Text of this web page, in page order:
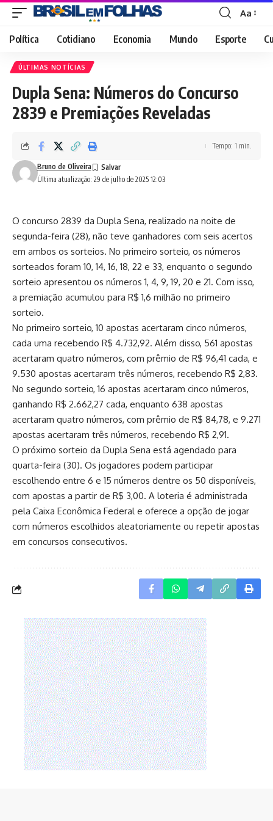
Font
Resizer
Aa
Política Cotidiano Economia Mundo Esporte
ÚLTIMAS NOTÍCIAS
Dupla Sena: Números do Concurso
2839 e Premiações Reveladas
Última atualização: 29 de julho de 2025 12:03
Bruno de Oliveira
Tempo: 1 min.
O concurso 2839 da Dupla Sena, realizado na noite de
segunda-feira (28), não teve ganhadores com seis acertos
em ambos os sorteios. No primeiro sorteio, os números
sorteados foram 10, 14, 16, 18, 22 e 33, enquanto o segundo
sorteio apresentou os números 1, 4, 9, 19, 20 e 21. Com isso,
a premiação acumulou para R$ 1,6 milhão no primeiro
sorteio.
No primeiro sorteio, 10 apostas acertaram cinco números,
cada uma recebendo R$ 4.732,92. Além disso, 561 apostas
acertaram quatro números, com prêmio de R$ 96,41 cada, e
9.530 apostas acertaram três números, recebendo R$ 2,83.
No segundo sorteio, 16 apostas acertaram cinco números,
ganhando R$ 2.662,27 cada, enquanto 638 apostas
acertaram quatro números, com prêmio de R$ 84,78, e 9.271
apostas acertaram três números, recebendo R$ 2,91.
O próximo sorteio da Dupla Sena está agendado para
quarta-feira (30). Os jogadores podem participar
escolhendo entre 6 e 15 números dentre os 50 disponíveis,
com apostas a partir de R$ 3,00. A loteria é administrada
pela Caixa Econômica Federal e oferece a opção de jogar
com números escolhidos aleatoriamente ou repetir apostas
em concursos consecutivos.